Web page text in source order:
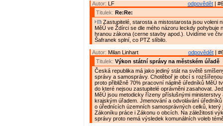
odpovědět |
Autor: LF
Titulek: Re:Re:
Zastupitelé, starosta a mistostarosta jsou voleni
MěÚ ve Ždírci se dle mého názoru leckdy pohybuje
hranou zákona (cerne stavby apod.). Uvidíme ve
Šafranek splní, co PTZ slíbilo.
odpovědět |
Autor: Milan Linhart
Titulek: Výkon státní správy na městském úřadě
Česká republika má jako jediný stát na světě
správy a samosprávy. Chotěboř je obcí s
proto přibližně 70% pracovní náplně úředníků MěÚ
do které nejsou zastupitelé oprávněni zasahovat.
MěÚ jsou metodicky řízeny příslušnými ministerstvy
krajským úřadem. Jmenování a odvolávání
o úřednících územních samosprávných celků, který
Zákoníku práce i Zákonu o obcích. Na záležitosti
správy proto nemá výsledek komunálních voleb